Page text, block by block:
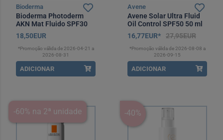
Bioderma
Bioderma Photoderm
AKN Mat Fluido SPF30
40 ml
18,50EUR
*Promoção válida de 2026-04-21 a
2026-08-31
ADICIONAR
Avene
Avene Solar Ultra Fluid
Oil Control SPF50 50 ml
16,77EUR*
27,95EUR
*Promoção válida de 2026-08-08 a
2026-09-15
ADICIONAR
-60% na 2ª unidade -40%